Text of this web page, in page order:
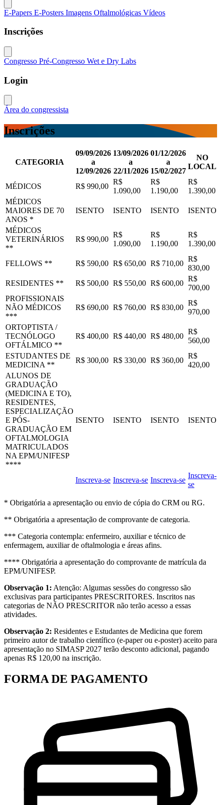
Close modal
E-Papers E-Posters Imagens Oftalmológicas Vídeos
Inscrições
Close modal
Congresso Pré-Congresso Wet e Dry Labs
Login
Close modal
Área do congressista
Inscrições
CATEGORIA
09/09/2026
a
12/09/2026
13/09/2026
a
22/11/2026
01/12/2026
a
15/02/2027
NO
LOCAL
MÉDICOS R$ 990,00
R$
1.090,00
R$
1.190,00
R$
1.390,00
MÉDICOS
MAIORES DE 70
ANOS *
ISENTO ISENTO ISENTO ISENTO
MÉDICOS
VETERINÁRIOS
**
R$ 990,00
R$
1.090,00
R$
1.190,00
R$
1.390,00
FELLOWS ** R$ 590,00 R$ 650,00 R$ 710,00
R$
830,00
RESIDENTES **
R$ 500,00 R$ 550,00 R$ 600,00
R$
700,00
PROFISSIONAIS
NÃO MÉDICOS
***
R$ 690,00 R$ 760,00 R$ 830,00
R$
970,00
ORTOPTISTA /
TECNÓLOGO
OFTÁLMICO **
R$ 400,00 R$ 440,00 R$ 480,00
R$
560,00
ESTUDANTES DE
MEDICINA **
R$ 300,00 R$ 330,00 R$ 360,00
R$
420,00
ALUNOS DE
GRADUAÇÃO
(MEDICINA E TO),
RESIDENTES,
ESPECIALIZAÇÃO
E PÓS-
GRADUAÇÃO EM
OFTALMOLOGIA
MATRICULADOS
NA EPM/UNIFESP
****
ISENTO ISENTO ISENTO ISENTO
Inscreva-se Inscreva-se Inscreva-se
Inscreva-
se
* Obrigatória a apresentação ou envio de cópia do CRM ou RG.
** Obrigatória a apresentação de comprovante de categoria.
*** Categoria contempla: enfermeiro, auxiliar e técnico de
enfermagem, auxiliar de oftalmologia e áreas afins.
**** Obrigatória a apresentação do comprovante de matrícula da
EPM/UNIFESP.
Observação 1: Atenção: Algumas sessões do congresso são
exclusivas para participantes PRESCRITORES. Inscritos nas
categorias de NÃO PRESCRITOR não terão acesso a essas
atividades.
Observação 2: Residentes e Estudantes de Medicina que forem
primeiro autor de trabalho científico (e-paper ou e-poster) aceito para
apresentação no SIMASP 2027 terão desconto adicional, pagando
apenas R$ 120,00 na inscrição.
FORMA DE PAGAMENTO